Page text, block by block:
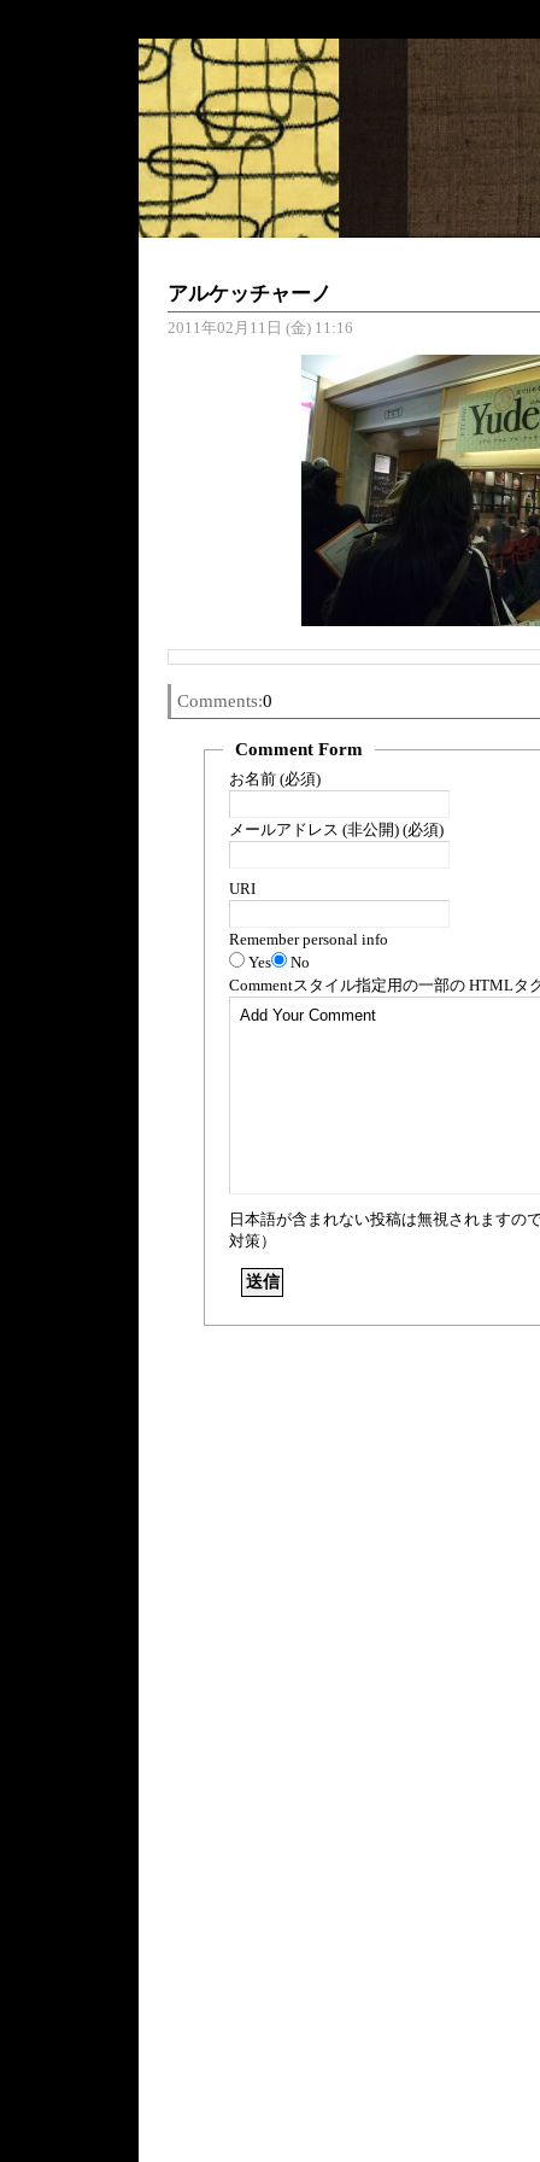
アルケッチャーノ
2011年02月11日 (金) 11:16
Comments:0
Comment Form
お名前 (必須)
メールアドレス (非公開) (必須)
URI
Remember personal info
Yes
No
Commentスタイル指定用の一部の HTMLタ
日本語が含まれない投稿は無視されますの
対策）